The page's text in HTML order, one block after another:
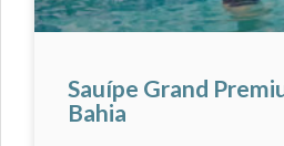
Sauípe Grand
Bahia